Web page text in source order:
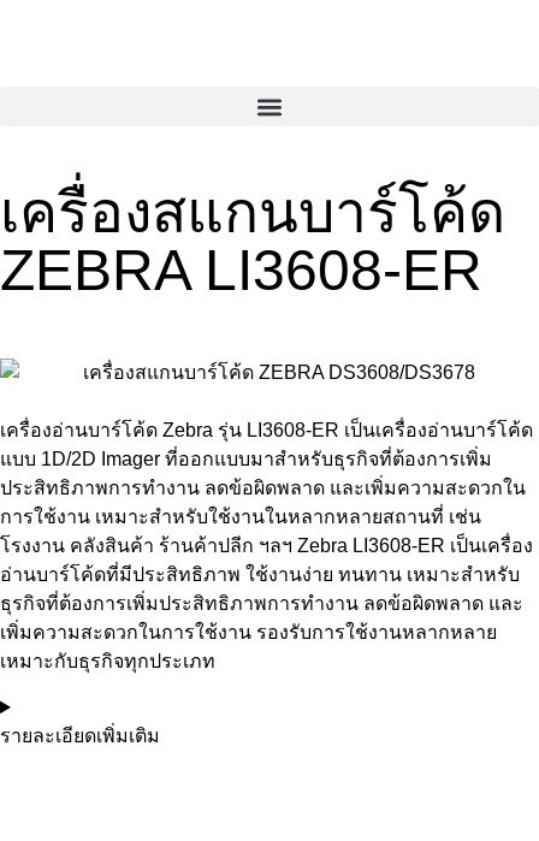
เครื่องสแกนบาร์โค้ด
ZEBRA LI3608-ER
เครื่องอ่านบาร์โค้ด Zebra รุ่น LI3608-ER เป็นเครื่องอ่านบาร์โค้ด
แบบ 1D/2D Imager ที่ออกแบบมาสำหรับธุรกิจที่ต้องการเพิ่ม
ประสิทธิภาพการทำงาน ลดข้อผิดพลาด และเพิ่มความสะดวกใน
การใช้งาน เหมาะสำหรับใช้งานในหลากหลายสถานที่ เช่น
โรงงาน คลังสินค้า ร้านค้าปลีก ฯลฯ Zebra LI3608-ER เป็นเครื่อง
อ่านบาร์โค้ดที่มีประสิทธิภาพ ใช้งานง่าย ทนทาน เหมาะสำหรับ
ธุรกิจที่ต้องการเพิ่มประสิทธิภาพการทำงาน ลดข้อผิดพลาด และ
เพิ่มความสะดวกในการใช้งาน รองรับการใช้งานหลากหลาย
เหมาะกับธุรกิจทุกประเภท
รายละเอียดเพิ่มเติม